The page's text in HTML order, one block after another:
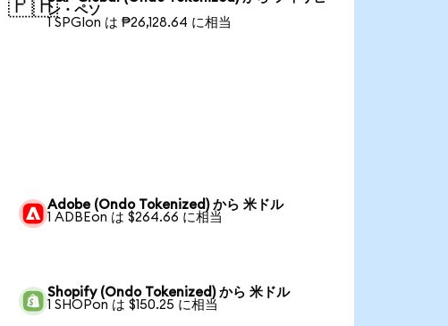
🇵🇭ン・ペソ
1 SPGIon は ₱26,128.64 に相当
Adobe (Ondo Tokenized) から 米ドル
1 ADBEon は $264.66 に相当
Shopify (Ondo Tokenized) から 米ドル
1 SHOPon は $150.25 に相当